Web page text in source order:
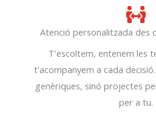
Atenció personalitzada des
T'escoltem, entenem les
t'acompanyem a cada
genèriques, sinó projectes
per a tu.